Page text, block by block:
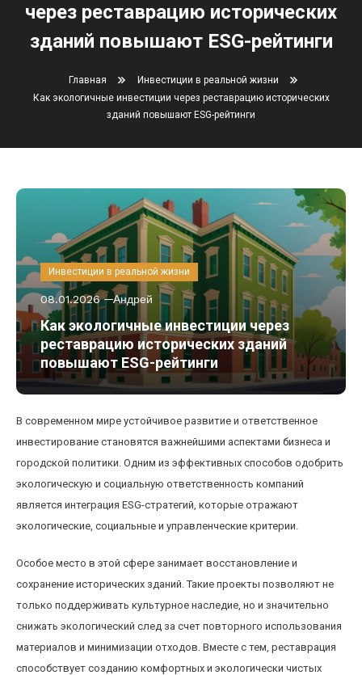
через реставрацию исторических
зданий повышают ESG-рейтинги
Главная
Инвестиции в реальной жизни
Как экологичные инвестиции через реставрацию исторических
зданий повышают ESG-рейтинги
Инвестиции в реальной жизни
08.01.2026 Андрей
Как экологичные инвестиции через
реставрацию исторических зданий
повышают ESG-рейтинги
В современном мире устойчивое развитие и ответственное
инвестирование становятся важнейшими аспектами бизнеса и
городской политики. Одним из эффективных способов одобрить
экологическую и социальную ответственность компаний
является интеграция ESG-стратегий, которые отражают
экологические, социальные и управленческие критерии.
Особое место в этой сфере занимает восстановление и
сохранение исторических зданий. Такие проекты позволяют не
только поддерживать культурное наследие, но и значительно
снижать экологический след за счет повторного использования
материалов и минимизации отходов. Вместе с тем, реставрация
способствует созданию комфортных и экологически чистых